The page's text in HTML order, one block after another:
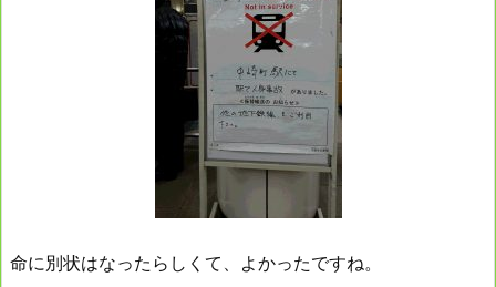
命に別状はなったらしくて、よかったですね。